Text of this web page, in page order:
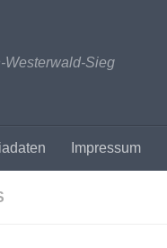
Westerwald-Sieg
Impressum